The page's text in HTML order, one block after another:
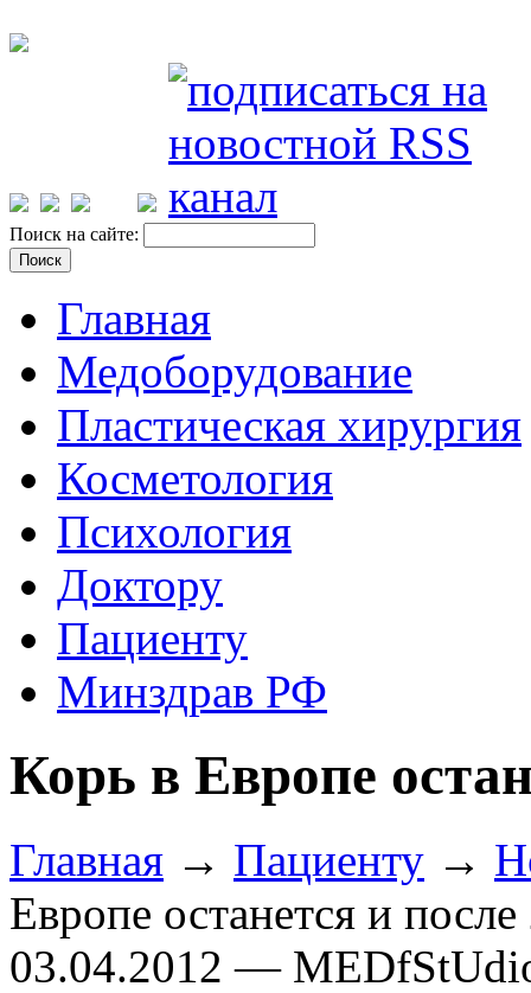
Поиск на сайте:
Главная
Медоборудование
Пластическая хирургия
Косметология
Психология
Доктору
Пациенту
Минздрав РФ
Корь в Европе
Главная → Пациенту →
Европе останется и
03.04.2012 —